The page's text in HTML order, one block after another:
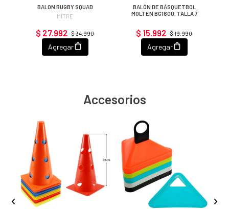
BALON RUGBY SQUAD
MITRE
$ 34.990
$ 27.992
Agregar
BALÓN DE BÁSQUETBOL
MOLTEN BG1600, TALLA 7
$ 19.990
$ 15.992
Agregar
Accesorios